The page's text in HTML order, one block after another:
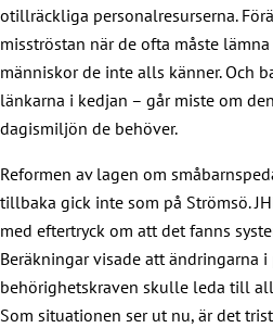
otillräckliga personalresurserna.
misströstan när de ofta måste
människor de inte alls känner. Och
länkarna i kedjan – går miste om
dagismiljön de behöver.
Reformen av lagen om
tillbaka gick inte som på Strömsö.
med eftertryck om att det fanns
Beräkningar visade att ändringarna
behörighetskraven skulle leda till
Som situationen ser ut nu, är det